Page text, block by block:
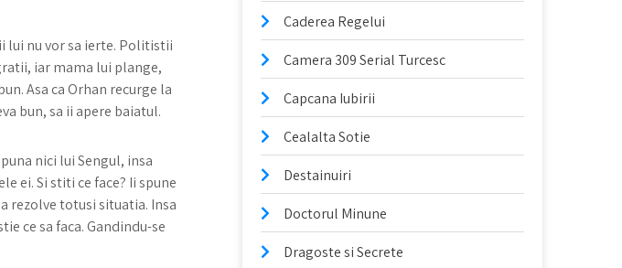
lui nu vor sa ierte. Politistii
iar mama lui plange,
Asa ca Orhan recurge la
bun, sa ii apere baiatul.
nici lui Sengul, insa
ei. Si stiti ce face? Ii spune
rezolve totusi situatia. Insa
ce sa faca. Gandindu-se
Caderea Regelui
Camera 309 Serial Turcesc
Capcana Iubirii
Cealalta Sotie
Destainuiri
Doctorul Minune
Dragoste si Secrete